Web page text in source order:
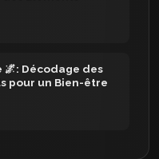
🌌: Décodage des
pour un Bien-être